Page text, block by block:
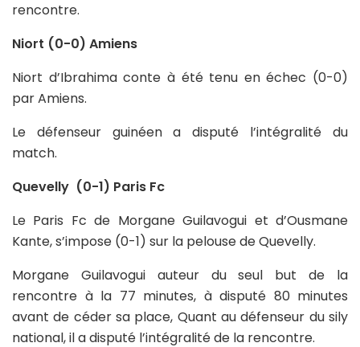
rencontre.
Niort (0-0) Amiens
Niort d’Ibrahima conte à été tenu en échec (0-0)
par Amiens.
Le défenseur guinéen a disputé l’intégralité du
match.
Quevelly (0-1) Paris Fc
Le Paris Fc de Morgane Guilavogui et d’Ousmane
Kante, s’impose (0-1) sur la pelouse de Quevelly.
Morgane Guilavogui auteur du seul but de la
rencontre à la 77 minutes, à disputé 80 minutes
avant de céder sa place, Quant au défenseur du sily
national, il a disputé l’intégralité de la rencontre.